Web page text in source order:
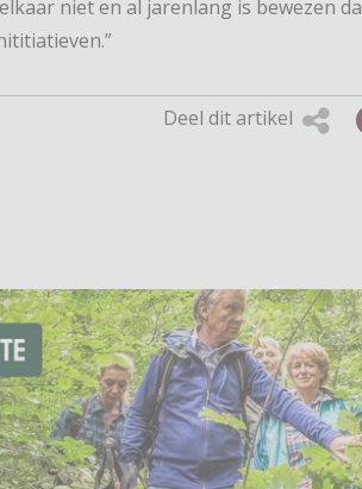
niet en al jarenlang is bewezen
Deel dit artikel
in Heilig Landstichting